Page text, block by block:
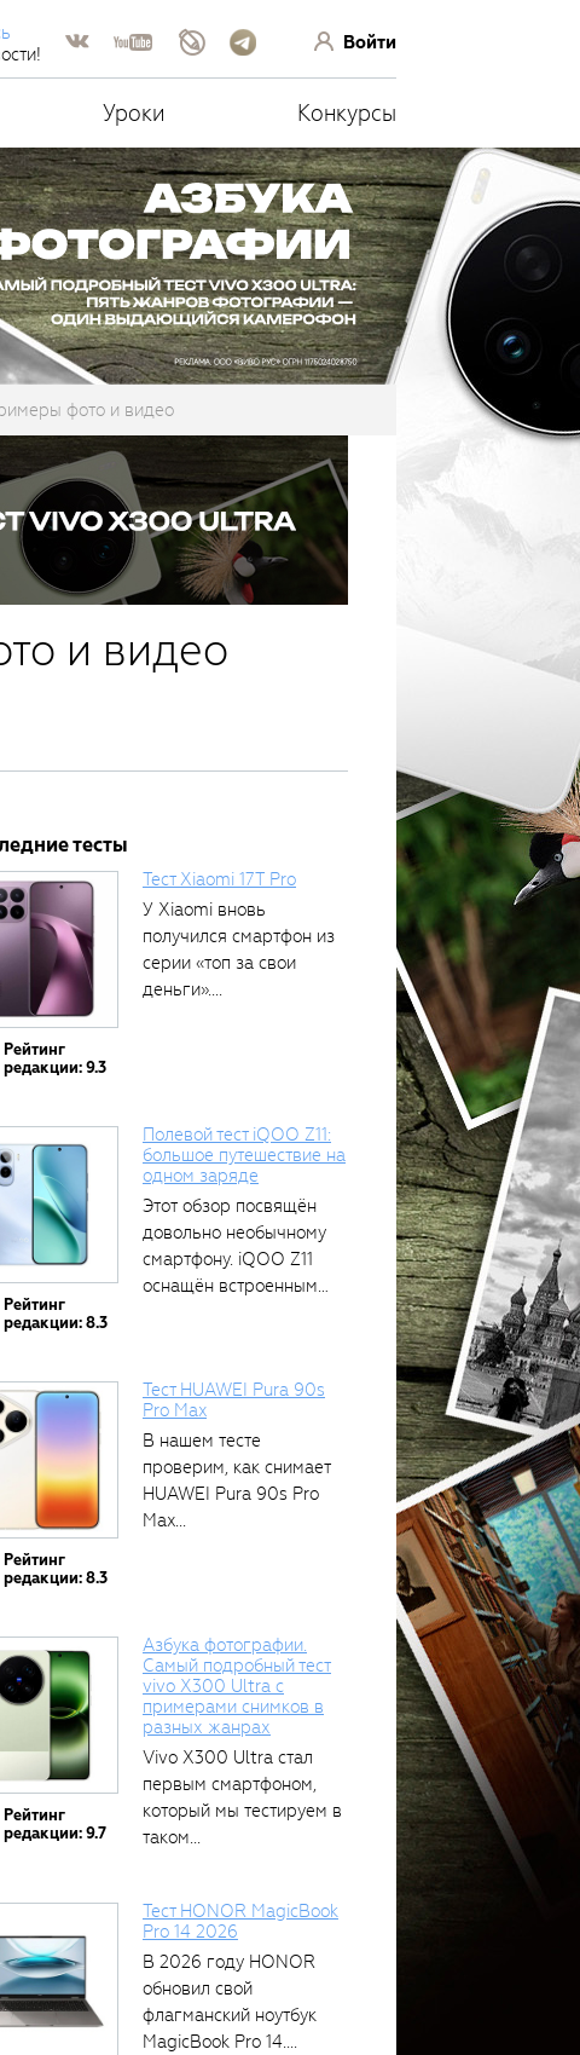
Войти
Уроки Конкурсы
фото и видео
и видео
тесты
Рейтинг
редакции: 9.3
Тест Xiaomi 17T Pro
У Xiaomi вновь
получился смартфон из
серии «топ за свои
деньги»....
Рейтинг
редакции: 8.3
Полевой тест iQOO Z11:
большое путешествие на
одном заряде
Этот обзор посвящён
довольно необычному
смартфону. iQOO Z11
оснащён встроенным
Рейтинг
редакции: 8.3
Тест HUAWEI Pura 90s
Pro Max
В нашем тесте
проверим, как снимает
HUAWEI Pura 90s Pro
Max...
Рейтинг
редакции: 9.7
Азбука фотографии.
Самый подробный тест
vivo X300 Ultra с
примерами снимков в
разных жанрах
Vivo X300 Ultra стал
первым смартфоном,
который мы тестируем в
таком...
Тест HONOR MagicBook
Pro 14 2026
В 2026 году HONOR
обновил свой
флагманский ноутбук
MagicBook Pro 14....